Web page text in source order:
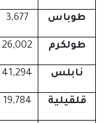
طوباس 3,677
طولكرم 26,002
نابلس 41,294
قلقيلية 19,784